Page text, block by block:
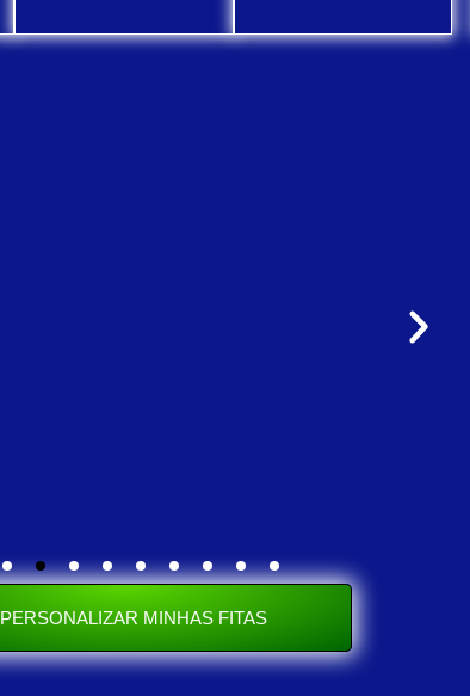
PERSONALIZAR MINHAS FITAS